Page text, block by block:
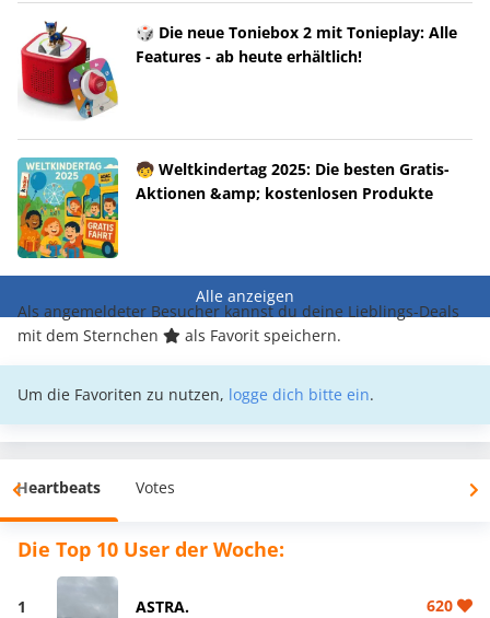
🎲 Die neue Toniebox 2 mit Tonieplay: Alle
Features - ab heute erhältlich!
🧒 Weltkindertag 2025: Die besten Gratis-
Aktionen &amp; kostenlosen Produkte
Alle anzeigen
Als angemeldeter Besucher kannst du deine Lieblings-Deals
mit dem Sternchen
als Favorit speichern.
Um die Favoriten zu nutzen, logge dich bitte ein.
Heartbeats Votes
Die Top 10 User der Woche:
1 ASTRA. 620